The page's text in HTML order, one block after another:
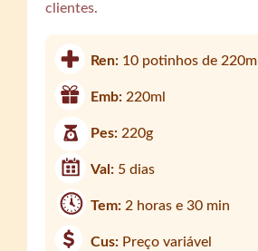
clientes.
Ren: 10 potinhos de 220ml
Emb:220ml
Pes:220g
Val: 5 dias
Tem:2 horas e 30 min
Cus: Preço variável